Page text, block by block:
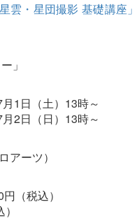
星雲・星団撮影 基礎講座」
」
1日（土）13時～
2日（日）13時～
アーツ）
（税込）